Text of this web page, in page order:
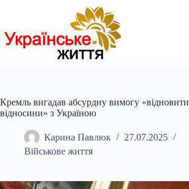
Кремль вигадав абсурдну вимогу «відновити
відносини» з Україною
Карина Павлюк
27.07.2025
Військове життя